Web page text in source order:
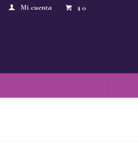
$ 0